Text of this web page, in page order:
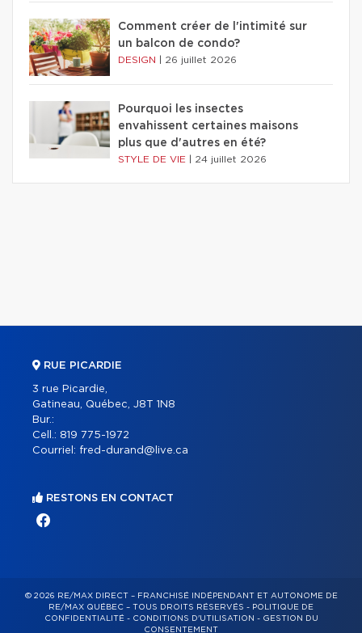
Comment créer de l'intimité sur
un balcon de condo?
DESIGN 26 juillet 2026
Pourquoi les insectes
envahissent certaines maisons
plus que d'autres en été?
STYLE DE VIE 24 juillet 2026
RUE PICARDIE
3 rue Picardie,
Gatineau, Québec, J8T 1N8
Bur.:
Cell.: 819 775-1972
Courriel: fred-durand@live.ca
RESTONS EN CONTACT
© 2026 RE/MAX DIRECT – FRANCHISÉ INDÉPENDANT ET AUTONOME DE
RE/MAX QUÉBEC – TOUS DROITS RÉSERVÉS - POLITIQUE DE
CONFIDENTIALITÉ- CONDITIONS D'UTILISATION - GESTION DU
CONSENTEMENT